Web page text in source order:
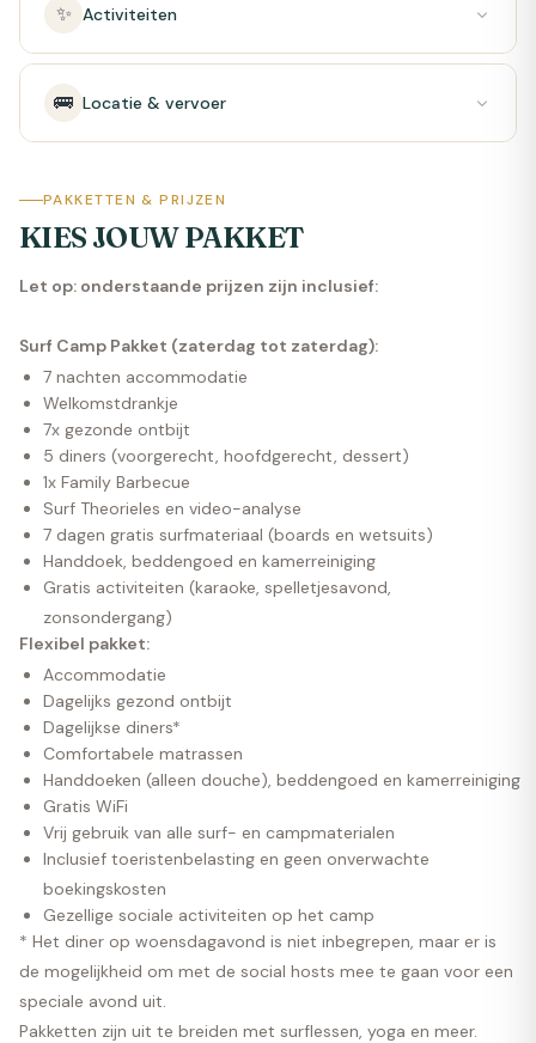
✨ Activiteiten
🚌 Locatie & vervoer
PAKKETTEN & PRIJZEN
KIES JOUW PAKKET
Let op: onderstaande prijzen zijn inclusief:
Surf Camp Pakket (zaterdag tot zaterdag):
7 nachten accommodatie
Welkomstdrankje
7x gezonde ontbijt
5 diners (voorgerecht, hoofdgerecht, dessert)
1x Family Barbecue
Surf Theorieles en video-analyse
7 dagen gratis surfmateriaal (boards en wetsuits)
Handdoek, beddengoed en kamerreiniging
Gratis activiteiten (karaoke, spelletjesavond,
zonsondergang)
Flexibel pakket:
Accommodatie
Dagelijks gezond ontbijt
Dagelijkse diners*
Comfortabele matrassen
Handdoeken (alleen douche), beddengoed en kamerreiniging
Gratis WiFi
Vrij gebruik van alle surf- en campmaterialen
Inclusief toeristenbelasting en geen onverwachte
boekingskosten
Gezellige sociale activiteiten op het camp
* Het diner op woensdagavond is niet inbegrepen, maar er is
de mogelijkheid om met de social hosts mee te gaan voor een
speciale avond uit.
Pakketten zijn uit te breiden met surflessen, yoga en meer.